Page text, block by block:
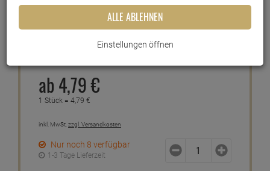
Artikel-Nummer:10011931
ab 4,79€
1 Stück = 4,79 €
inkl. MwSt. zzgl. Versandkosten
Nur noch 8 verfügbar
1-3 Tage Lieferzeit
ALLE ABLEHNEN
Einstellungen öffnen